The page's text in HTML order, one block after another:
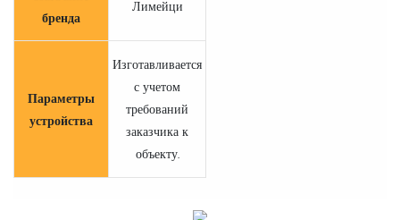
бренда
Лимейци
Параметры
устройства
Изготавливается
с учетом
требований
заказчика к
объекту.